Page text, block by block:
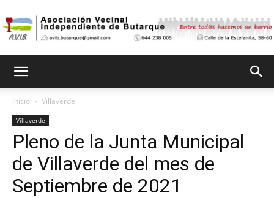
Independiente
Inicio Villaverde
Villaverde
Pleno de la Junta Municipal
de Villaverde del mes de
Septiembre de 2021